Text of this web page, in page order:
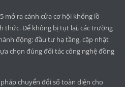
mở ra cánh cửa cơ hội khổng lồ
thức. Để không bị tụt lại, các trường
động: đầu tư hạ tầng, cập nhật
chọn đúng đối tác công nghệ đồng
chuyển đổi số toàn diện cho